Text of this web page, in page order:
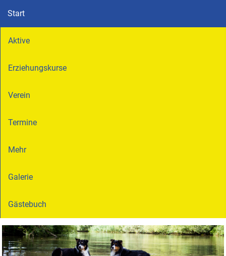
Start
Aktive
Erziehungskurse
Verein
Termine
Mehr
Galerie
Gästebuch